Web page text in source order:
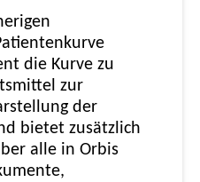
die Kurve zu
zur
der
bietet zusätzlich
alle in Orbis